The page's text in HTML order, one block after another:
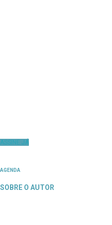
ASSINE JÁ
AGENDA
SOBRE O AUTOR